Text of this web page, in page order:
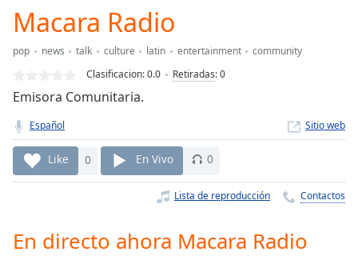
Current
Time 0:00
Duration
0.00%
TypeLIVE
Seek to
live,
currently
Time-
Macara Radio
pop news talk culture latin entertainment
community
Clasificacion:0.0 Retiradas:0
Emisora Comunitaria.
Español Sitio web
Like 0 En Vivo 0
Lista de reproducción Contactos
En directo ahora Macara Radio